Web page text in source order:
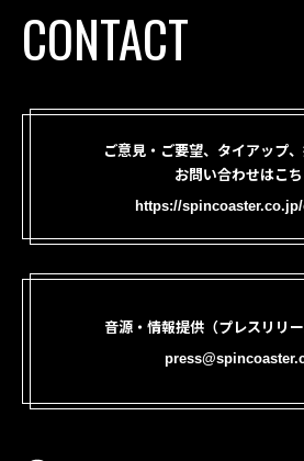
CONTACT
ご意見・ご要望、タイアップ
お問い合わせはこち
https://
音源・情報提供（プレスリリ